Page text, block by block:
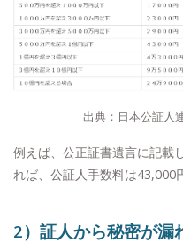
出典：日本公証人
例えば、公正証書遺言に記載
れば、公証人手数料は43,000
2）証人から秘密が漏